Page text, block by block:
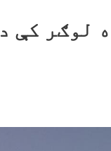
لوګر کې د